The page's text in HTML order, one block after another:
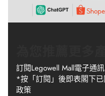
訂閱Legowell Mall電子通
*按「訂閱」後即表閣下
政策